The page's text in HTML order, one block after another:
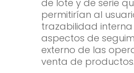
de lote y de serie
permitirían al
trazabilidad interna
aspectos de
externo de las
venta de productos.